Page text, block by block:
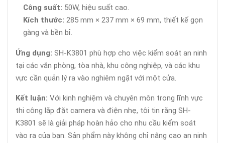
Công suất: 50W, hiệu suất cao.
Kích thước: 285 mm × 237 mm × 69 mm, thiết kế gọn
gàng và bền bỉ.
Ứng dụng: SH-K3801 phù hợp cho việc kiểm soát an ninh
tại các văn phòng, tòa nhà, khu công nghiệp, và các khu
vực cần quản lý ra vào nghiêm ngặt với một cửa.
Kết luận: Với kinh nghiệm và chuyên môn trong lĩnh vực
thi công lắp đặt camera và điện nhẹ, tôi tin rằng SH-
K3801 sẽ là giải pháp hoàn hảo cho nhu cầu kiểm soát
vào ra của bạn. Sản phẩm này không chỉ nâng cao an ninh